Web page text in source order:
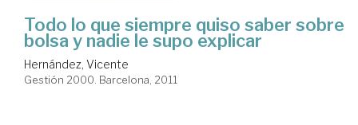
Todo lo que siempre quiso saber sobre
bolsa y nadie le supo explicar
Hernández, Vicente
Gestión 2000. Barcelona, 2011